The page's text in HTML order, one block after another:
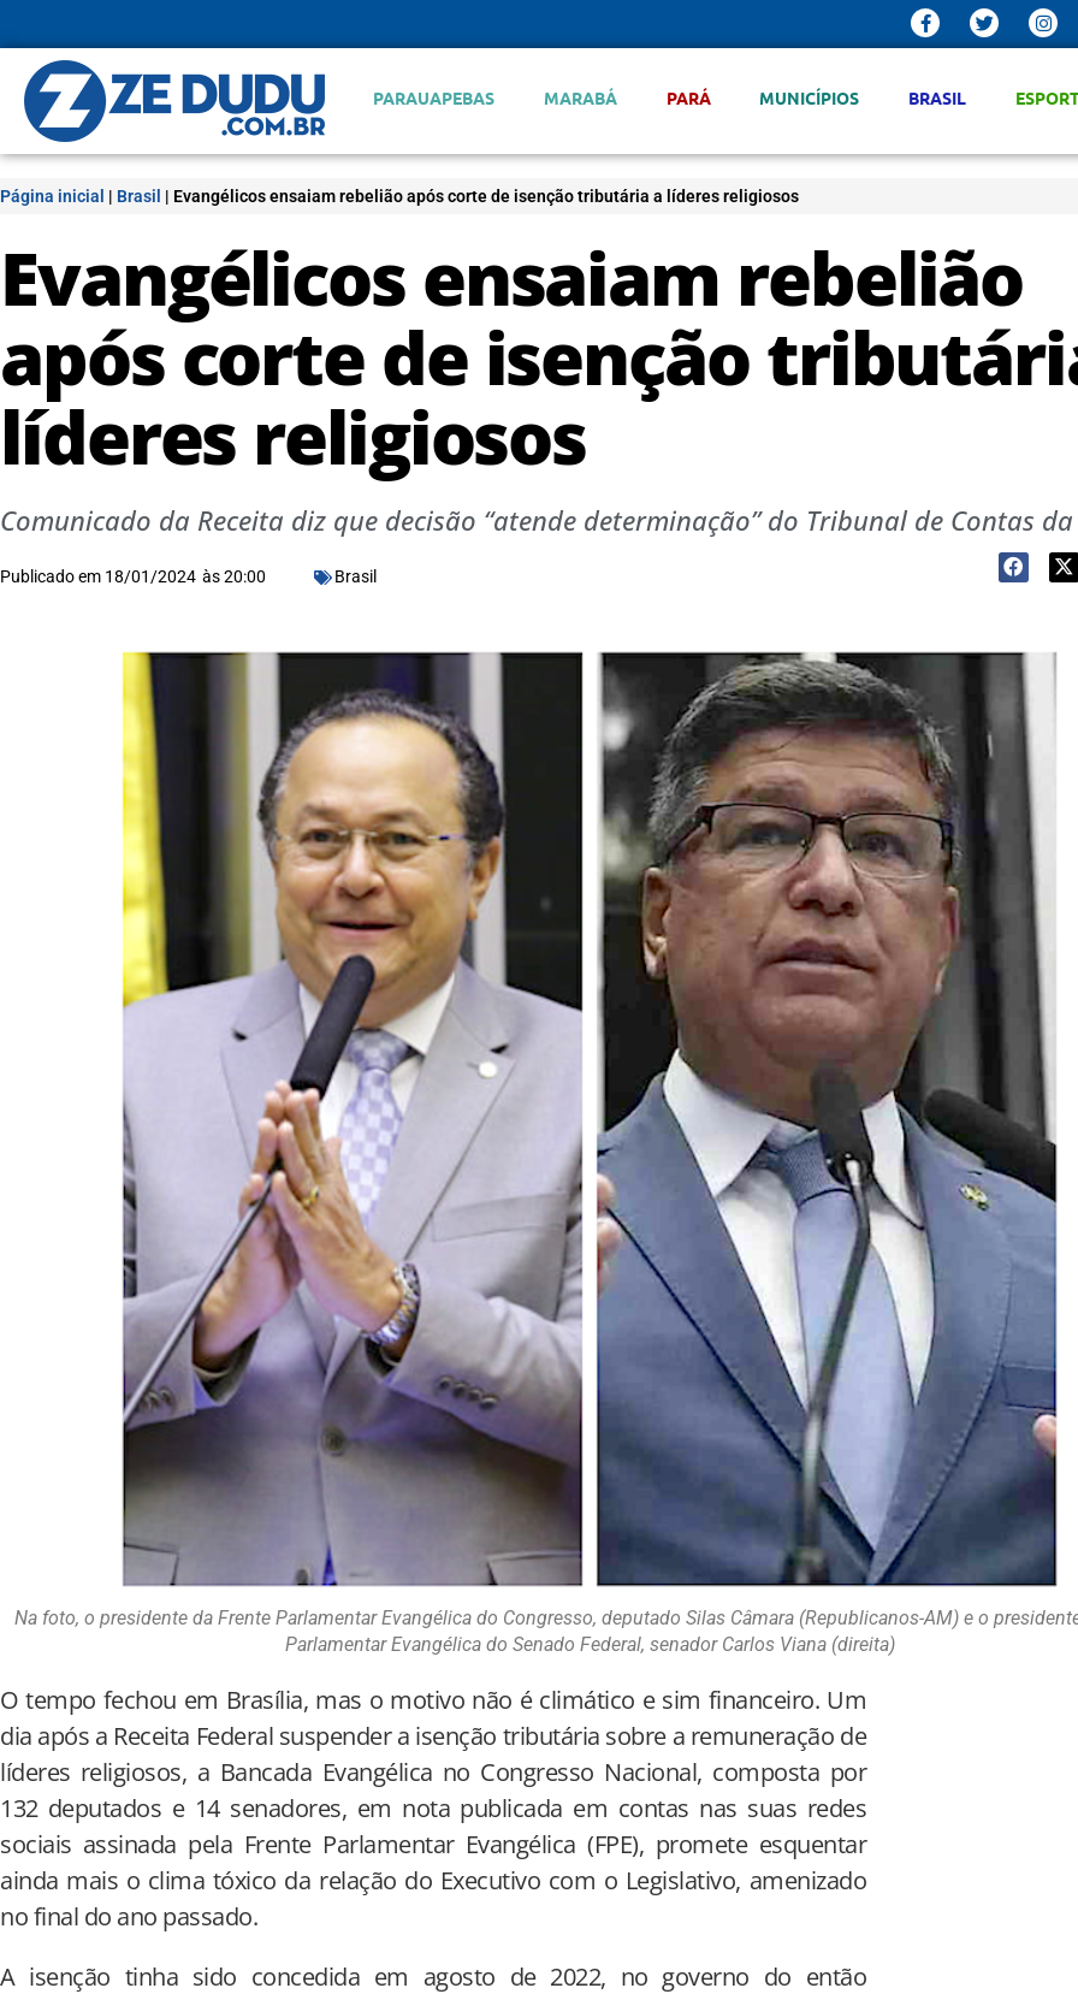
PARAUAPEBAS MARABÁ PARÁ MUNICÍPIOS BRASIL
Página inicial | Brasil | Evangélicos ensaiam rebelião após corte de isenção tributária a líderes religiosos
Evangélicos ensaiam rebelião
após corte de isenção
líderes religiosos
Comunicado da Receita diz que decisão “atende determinação” do Tribunal de Contas
Publicado em 18/01/2024 às20:00 Brasil
Na foto, o presidente da Frente Parlamentar Evangélica do Congresso, deputado Silas Câmara (Republicanos-AM) e o
Parlamentar Evangélica do Senado Federal, senador Carlos Viana (direita)
O tempo fechou em Brasília, mas o motivo não é climático e sim financeiro. Um
dia após a Receita Federal suspender a isenção tributária sobre a remuneração de
líderes religiosos, a Bancada Evangélica no Congresso Nacional, composta por
132 deputados e 14 senadores, em nota publicada em contas nas suas redes
sociais assinada pela Frente Parlamentar Evangélica (FPE), promete esquentar
ainda mais o clima tóxico da relação do Executivo com o Legislativo, amenizado
no final do ano passado.
A isenção tinha sido concedida em agosto de 2022, no governo do então